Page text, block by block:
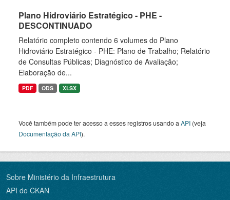
Plano Hidroviário Estratégico - PHE -
DESCONTINUADO
Relatório completo contendo 6 volumes do Plano
Hidroviário Estratégico - PHE: Plano de Trabalho; Relatório
de Consultas Públicas; Diagnóstico de Avaliação;
Elaboração de...
PDF ODS XLSX
Você também pode ter acesso a esses registros usando a API (veja
Documentação da API).
Sobre Ministério da Infraestrutura
API do CKAN